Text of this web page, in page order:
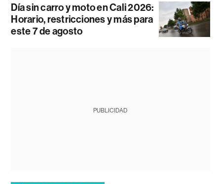
Día sin carro y moto en Cali 2026:
Horario, restricciones y más para
este 7 de agosto
PUBLICIDAD